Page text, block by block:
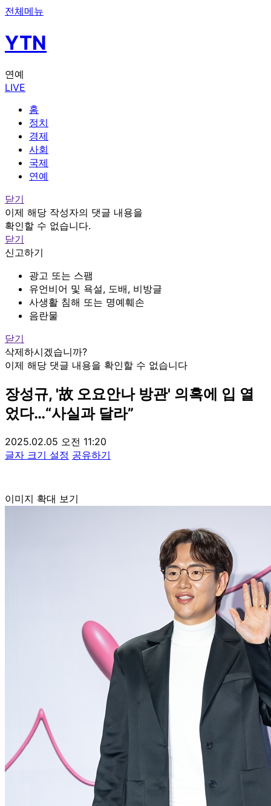
전체메뉴
YTN
연예
LIVE
홈
정치
경제
사회
국제
연예
닫기
이제 해당 작성자의 댓글 내용을
확인할 수 없습니다.
닫기
신고하기
광고 또는 스팸
유언비어 및 욕설, 도배, 비방글
사생활 침해 또는 명예훼손
음란물
닫기
삭제하시겠습니까?
이제 해당 댓글 내용을 확인할 수 없습니다
장성규, '故 오요안나 방관' 의혹에 입 열
었다…“사실과 달라”
2025.02.05 오전 11:20
글자 크기 설정 공유하기
이미지 확대 보기